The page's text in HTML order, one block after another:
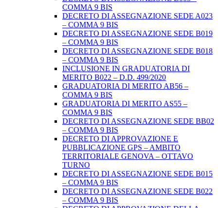
COMMA 9 BIS
DECRETO DI ASSEGNAZIONE SEDE A023
– COMMA 9 BIS
DECRETO DI ASSEGNAZIONE SEDE B019
– COMMA 9 BIS
DECRETO DI ASSEGNAZIONE SEDE B018
– COMMA 9 BIS
INCLUSIONE IN GRADUATORIA DI
MERITO B022 – D.D. 499/2020
GRADUATORIA DI MERITO AB56 –
COMMA 9 BIS
GRADUATORIA DI MERITO AS55 –
COMMA 9 BIS
DECRETO DI ASSEGNAZIONE SEDE BB02
– COMMA 9 BIS
DECRETO DI APPROVAZIONE E
PUBBLICAZIONE GPS – AMBITO
TERRITORIALE GENOVA – OTTAVO
TURNO
DECRETO DI ASSEGNAZIONE SEDE B015
– COMMA 9 BIS
DECRETO DI ASSEGNAZIONE SEDE B022
– COMMA 9 BIS